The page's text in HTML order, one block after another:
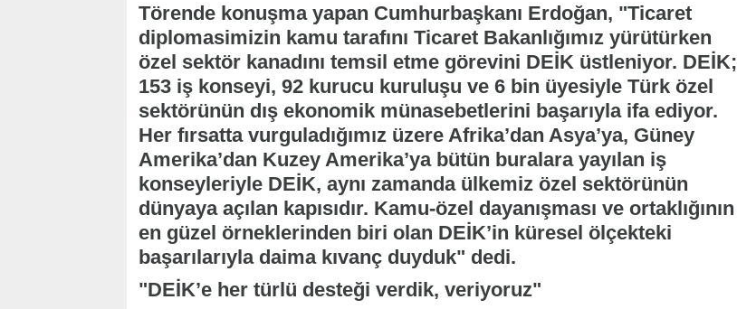
Törende konuşma yapan Cumhurbaşkanı Erdoğan, "Ticaret
diplomasimizin kamu tarafını Ticaret Bakanlığımız yürütürken
özel sektör kanadını temsil etme görevini DEİK üstleniyor. DEİK;
153 iş konseyi, 92 kurucu kuruluşu ve 6 bin üyesiyle Türk özel
sektörünün dış ekonomik münasebetlerini başarıyla ifa ediyor.
Her fırsatta vurguladığımız üzere Afrika’dan Asya’ya, Güney
Amerika’dan Kuzey Amerika’ya bütün buralara yayılan iş
konseyleriyle DEİK, aynı zamanda ülkemiz özel sektörünün
dünyaya açılan kapısıdır. Kamu-özel dayanışması ve ortaklığının
en güzel örneklerinden biri olan DEİK’in küresel ölçekteki
başarılarıyla daima kıvanç duyduk" dedi.
"DEİK’e her türlü desteği verdik, veriyoruz"